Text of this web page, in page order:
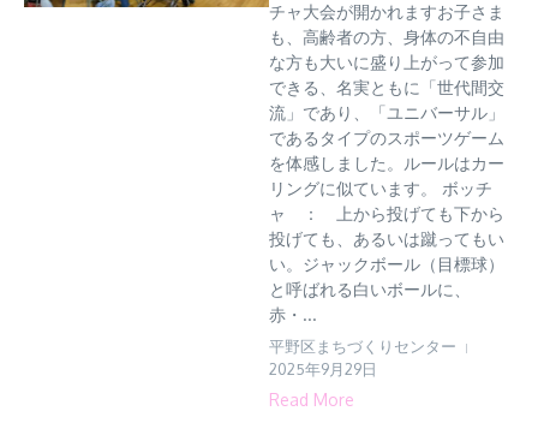
チャ大会が開かれますお子さま
も、高齢者の方、身体の不自由
な方も大いに盛り上がって参加
できる、名実ともに「世代間交
流」であり、「ユニバーサル」
であるタイプのスポーツゲーム
を体感しました。ルールはカー
リングに似ています。 ボッチ
ャ ： 上から投げても下から
投げても、あるいは蹴ってもい
い。ジャックボール（目標球）
と呼ばれる白いボールに、
赤・...
平野区まちづくりセンター
2025年9月29日
Read More